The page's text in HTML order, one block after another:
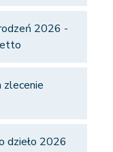
2026 -
zlecenie
dzieło 2026